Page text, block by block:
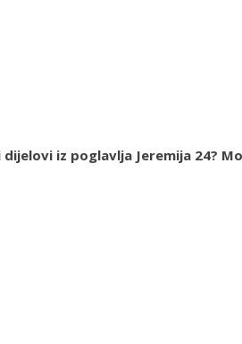
dijelovi iz poglavlja Jeremija 24?